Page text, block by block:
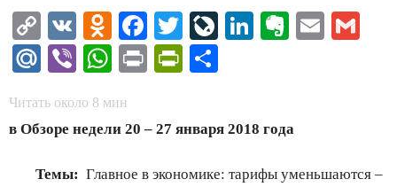
Copy
Link
VK Odnoklassniki
Facebook
TwitterLiveJournal
LinkedIn
Evernote
Email
Mail.Ru
ViberWhatsApp
PrintPrintFriendly
Читать около 8 мин
в Обзоре недели 20 – 27 января 2018 года
Темы: Главное в экономике: тарифы уменьшаются –